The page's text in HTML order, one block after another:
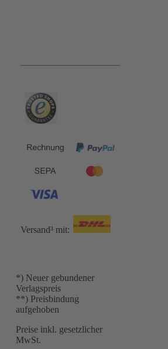
Versand³ mit:
*) Neuer gebundener
Verlagspreis
**) Preisbindung
aufgehoben
Preise inkl. gesetzlicher
MwSt.